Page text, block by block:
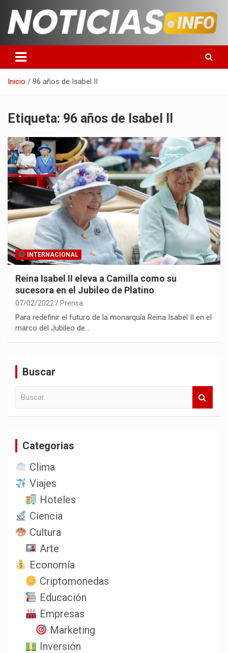
contenido
Noticias en español
Inicio 96 años de Isabel II
Etiqueta: 96 años de Isabel II
INTERNACIONAL
Reina Isabel II eleva a Camilla como su
sucesora en el Jubileo de Platino
07/02/2022 Prensa
Para redefinir el futuro de la monarquía Reina Isabel II en el
marco del Jubileo de…
Buscar
Categorias
Clima
Viajes
Hoteles
Ciencia
Cultura
Arte
Economía
Criptomonedas
Educación
Empresas
Marketing
Inversión